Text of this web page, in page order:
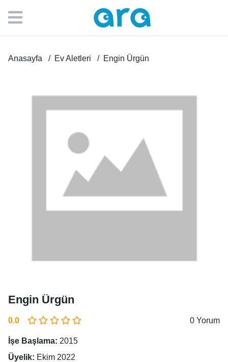
Anasayfa Ev Aletleri Engin Ürgün
Engin Ürgün
0.0 0 Yorum
İşe Başlama: 2015
Üyelik: Ekim 2022